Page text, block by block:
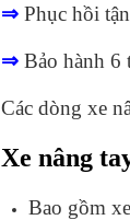
⇒ Phục hồi
⇒ Bảo hành 6
Các dòng xe
Xe nâng
Bao gồm